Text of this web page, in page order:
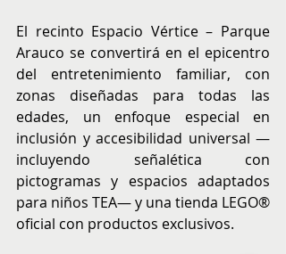
El recinto Espacio Vértice – Parque
Arauco se convertirá en el epicentro
del entretenimiento familiar, con
zonas diseñadas para todas las
edades, un enfoque especial en
inclusión y accesibilidad universal —
incluyendo señalética con
pictogramas y espacios adaptados
para niños TEA— y una tienda LEGO®
oficial con productos exclusivos.